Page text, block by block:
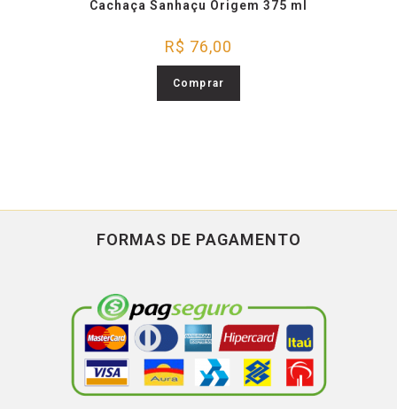
Cachaça Sanhaçu Origem 375 ml
R$ 76,00
Comprar
FORMAS DE PAGAMENTO